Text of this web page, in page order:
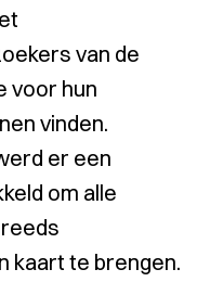
van de
voor hun
vinden.
er een
om alle
kaart te brengen.